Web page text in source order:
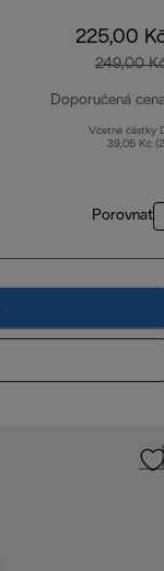
225,00
249,00
Doporučená
Včetně částky
39,05 Kč
Porovnat